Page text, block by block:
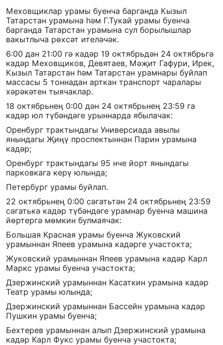
Меховщиклар урамы буенча барганда Кызыл
Татарстан урамына һәм Г.Тукай урамы буенча
барганда Татарстан урамына сул борылышлар
вакытлыча рөхсәт ителәчәк.
6:00 дан 21:00 гә кадәр 19 октябрьдән 24 октябрьгә
кадәр Меховщиков, Девятаев, Мәҗит Гафури, Ирек,
Кызыл Татарстан һәм Татарстан урамнары буйлап
массасы 5 тоннадан арткан транспорт чаралары
хәрәкәтен тыячаклар.
18 октябрьнең 0:00 дән 24 октябрьнең 23:59 га
кадәр юл түбәндәге урыннарда ябылачак:
Оренбург трактындагы Универсиада авылы
янындагы Җиңү проспектыннан Парин урамына
кадәр;
Оренбург трактындагы 95 нче йорт янындагы
парковкага керү юлында;
Петербург урамы буйлап.
22 октябрьнең 0:00 сәгатьтән 24 октябрьнең 23:59
сәгатькә кадәр түбәндәге урамнар буенча машина
йөртергә мөмкин булмаячак:
Большая Красная урамы буенча Жуковский
урамыннан Япеев урамына кадәрге участокта;
Жуковский урамыннан Япеев урамына кадәр Карл
Маркс урамы буенча участокта;
Дзержинский урамыннан Касаткин урамына кадәр
Театр урамы юлында;
Дзержинский урамыннан Бассейн урамына кадәр
Пушкин урамы буенча;
Бехтерев урамыннан алып Дзержинский урамына
кадәр Карл Фукс урамы буенча участокта;